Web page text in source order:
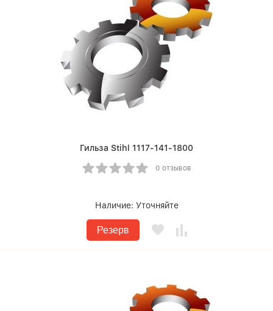
Гильза Stihl 1117-141-1800
0 отзывов
Наличие: Уточняйте
Резерв